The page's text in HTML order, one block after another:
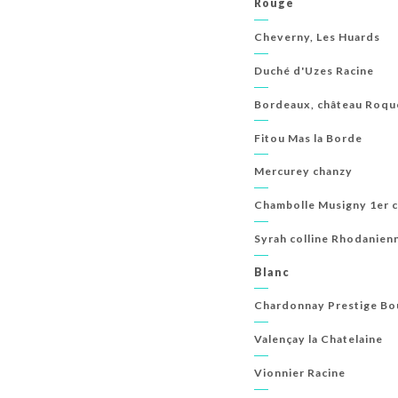
Rouge
Cheverny, Les Huards
Duché d'Uzes Racine
Bordeaux, château
Fitou Mas la Borde
Mercurey chanzy
Chambolle Musigny 1er
Syrah colline
Blanc
Chardonnay Prestige
Valençay la Chatelaine
Vionnier Racine